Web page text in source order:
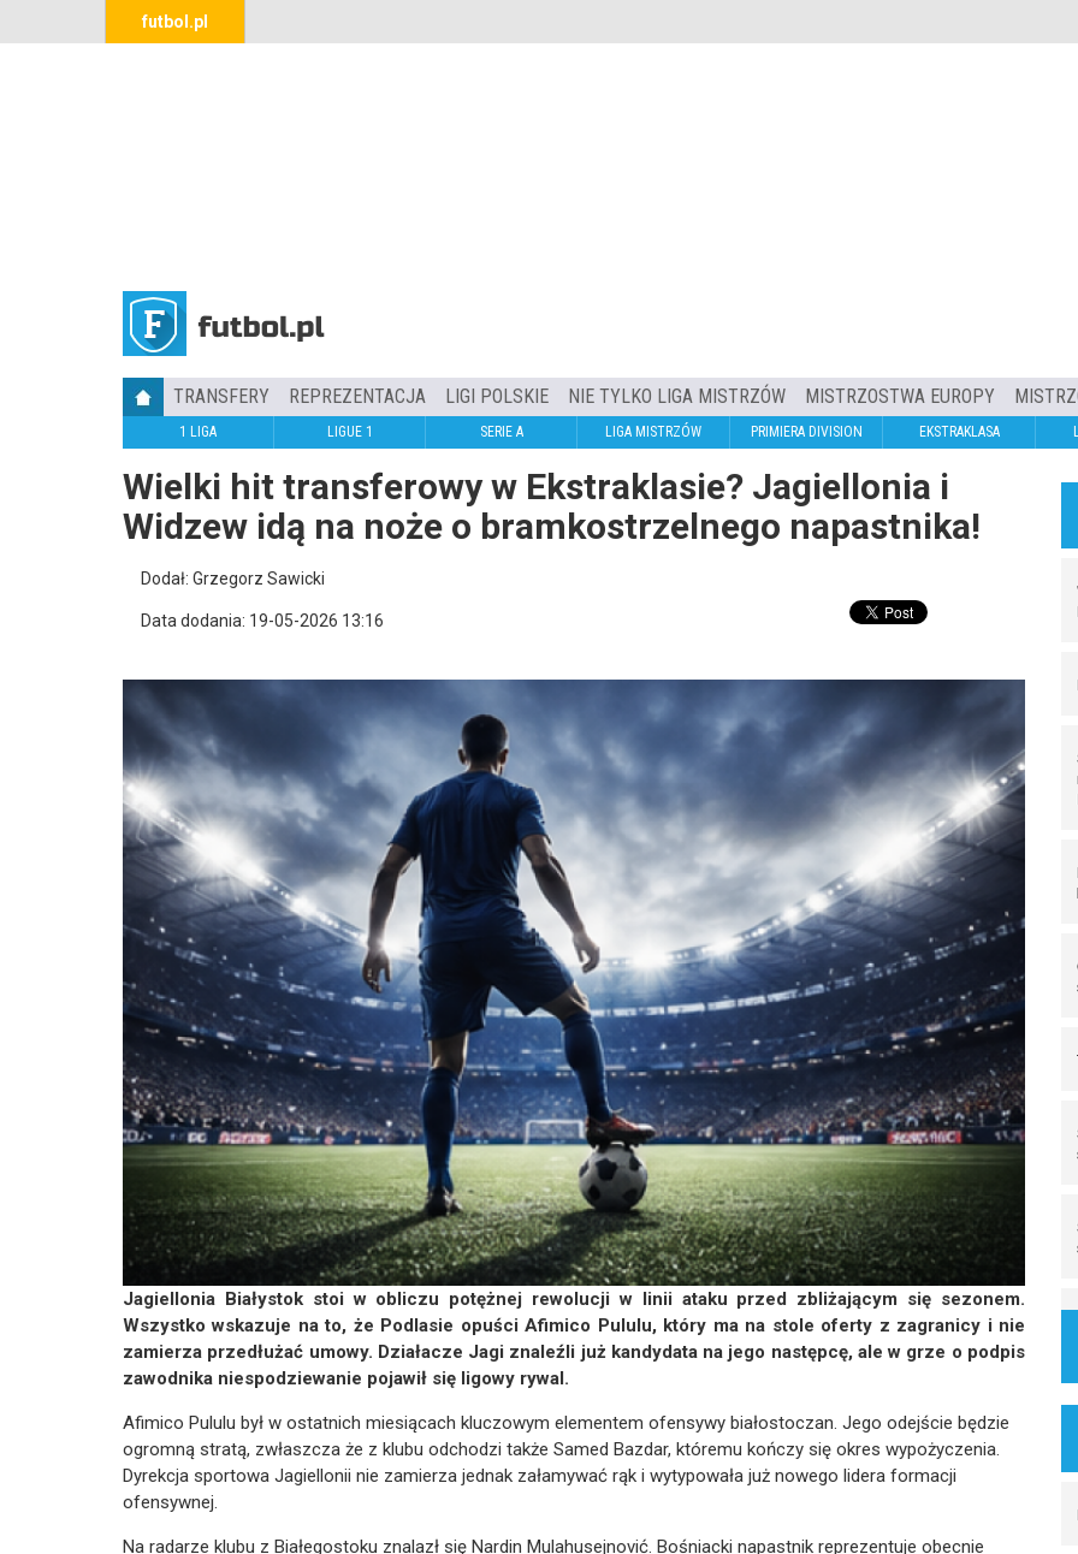
futbol.pl
TRANSFERY REPREZENTACJA LIGI POLSKIE NIE TYLKO LIGA MISTRZÓW MISTRZOSTWA EUROPY
1 LIGA LIGUE 1 SERIE A LIGA MISTRZÓW PRIMIERA DIVISION EKSTRAKLASA
Wielki hit transferowy w Ekstraklasie? Jagiellonia i
Widzew idą na noże o bramkostrzelnego napastnika!
Dodał: Grzegorz Sawicki
Data dodania: 19-05-2026 13:16
Jagiellonia Białystok stoi w obliczu potężnej rewolucji w linii ataku przed zbliżającym się sezonem.
Wszystko wskazuje na to, że Podlasie opuści Afimico Pululu, który ma na stole oferty z zagranicy i nie
zamierza przedłużać umowy. Działacze Jagi znaleźli już kandydata na jego następcę, ale w grze o podpis
zawodnika niespodziewanie pojawił się ligowy rywal.
Afimico Pululu był w ostatnich miesiącach kluczowym elementem ofensywy białostoczan. Jego odejście będzie
ogromną stratą, zwłaszcza że z klubu odchodzi także Samed Bazdar, któremu kończy się okres wypożyczenia.
Dyrekcja sportowa Jagiellonii nie zamierza jednak załamywać rąk i wytypowała już nowego lidera formacji
ofensywnej.
Na radarze klubu z Białegostoku znalazł się Nardin Mulahusejnović. Bośniacki napastnik reprezentuje obecnie